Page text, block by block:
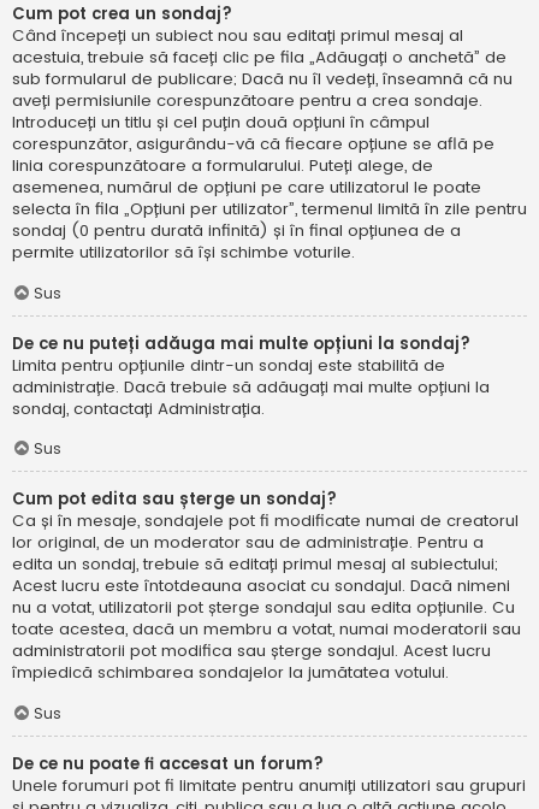
Cum pot crea un sondaj?
Când începeți un subiect nou sau editați primul mesaj al
acestuia, trebuie să faceți clic pe fila „Adăugați o anchetă” de
sub formularul de publicare; Dacă nu îl vedeți, înseamnă că nu
aveți permisiunile corespunzătoare pentru a crea sondaje.
Introduceți un titlu și cel puțin două opțiuni în câmpul
corespunzător, asigurându-vă că fiecare opțiune se află pe
linia corespunzătoare a formularului. Puteți alege, de
asemenea, numărul de opțiuni pe care utilizatorul le poate
selecta în fila „Opțiuni per utilizator”, termenul limită în zile pentru
sondaj (0 pentru durată infinită) și în final opțiunea de a
permite utilizatorilor să își schimbe voturile.
Sus
De ce nu puteți adăuga mai multe opțiuni la sondaj?
Limita pentru opțiunile dintr-un sondaj este stabilită de
administrație. Dacă trebuie să adăugați mai multe opțiuni la
sondaj, contactați Administrația.
Sus
Cum pot edita sau șterge un sondaj?
Ca și în mesaje, sondajele pot fi modificate numai de creatorul
lor original, de un moderator sau de administrație. Pentru a
edita un sondaj, trebuie să editați primul mesaj al subiectului;
Acest lucru este întotdeauna asociat cu sondajul. Dacă nimeni
nu a votat, utilizatorii pot șterge sondajul sau edita opțiunile. Cu
toate acestea, dacă un membru a votat, numai moderatorii sau
administratorii pot modifica sau șterge sondajul. Acest lucru
împiedică schimbarea sondajelor la jumătatea votului.
Sus
De ce nu poate fi accesat un forum?
Unele forumuri pot fi limitate pentru anumiți utilizatori sau grupuri